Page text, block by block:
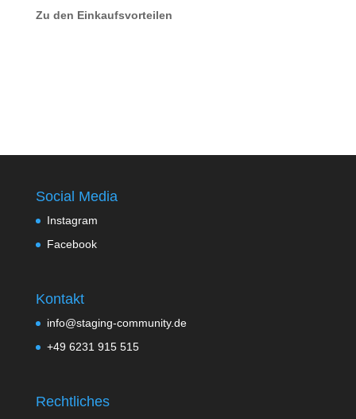
Zu den Einkaufsvorteilen
Social Media
Instagram
Facebook
Kontakt
info@staging-community.de
+49 6231 915 515
Rechtliches